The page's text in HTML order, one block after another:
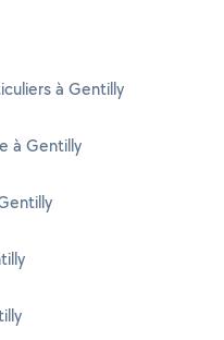
à Gentilly
à Gentilly